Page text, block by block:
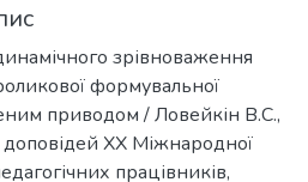
зрівноваження
формувальної
приводом / Ловейкін В.С.,
доповідей ХX Міжнародної
працівників,